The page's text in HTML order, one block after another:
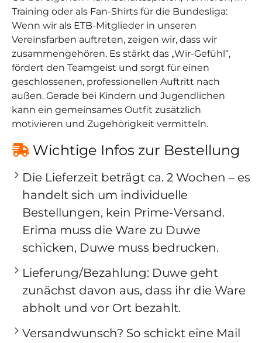
Training oder als Fan-Shirts für die Bundesliga:
Wenn wir als ETB-Mitglieder in unseren
Vereinsfarben auftreten, zeigen wir, dass wir
zusammengehören. Es stärkt das „Wir-Gefühl“,
fördert den Teamgeist und sorgt für einen
geschlossenen, professionellen Auftritt nach
außen. Gerade bei Kindern und Jugendlichen
kann ein gemeinsames Outfit zusätzlich
motivieren und Zugehörigkeit vermitteln.
Wichtige Infos zur Bestellung
Die Lieferzeit beträgt ca. 2 Wochen – es
handelt sich um individuelle
Bestellungen, kein Prime-Versand.
Erima muss die Ware zu Duwe
schicken, Duwe muss bedrucken.
Lieferung/Bezahlung: Duwe geht
zunächst davon aus, dass ihr die Ware
abholt und vor Ort bezahlt.
Versandwunsch? So schickt eine Mail